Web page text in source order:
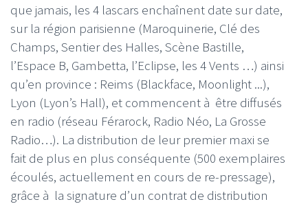
que jamais, les 4 lascars enchaînent date sur date,
sur la région parisienne (Maroquinerie, Clé des
Champs, Sentier des Halles, Scène Bastille,
l’Espace B, Gambetta, l’Eclipse, les 4 Vents …) ainsi
qu’en province : Reims (Blackface, Moonlight ...),
Lyon (Lyon’s Hall), et commencent à être diffusés
en radio (réseau Férarock, Radio Néo, La Grosse
Radio…). La distribution de leur premier maxi se
fait de plus en plus conséquente (500 exemplaires
écoulés, actuellement en cours de re-pressage),
grâce à la signature d’un contrat de distribution